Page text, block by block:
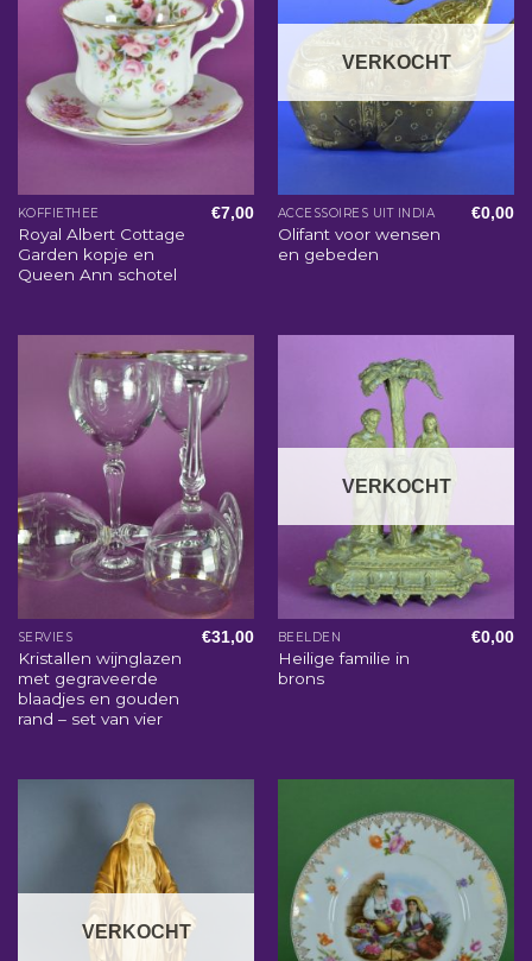
KOFFIETHEE
Royal Albert Cottage
Garden kopje en
Queen Ann schotel
€7,00
VERKOCHT
ACCESSOIRES UIT INDIA
Olifant voor wensen
en gebeden
€0,00
SERVIES
Kristallen wijnglazen
met gegraveerde
blaadjes en gouden
rand – set van vier
€31,00
VERKOCHT
BEELDEN
Heilige familie in
brons
€0,00
VERKOCHT